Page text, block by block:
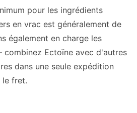
pour les ingrédients
en vrac est généralement de
également en charge les
Ectoïne avec d'autres
dans une seule expédition
le fret.